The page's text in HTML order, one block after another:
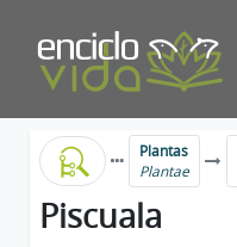
Plantas
Plantae
Piscuala